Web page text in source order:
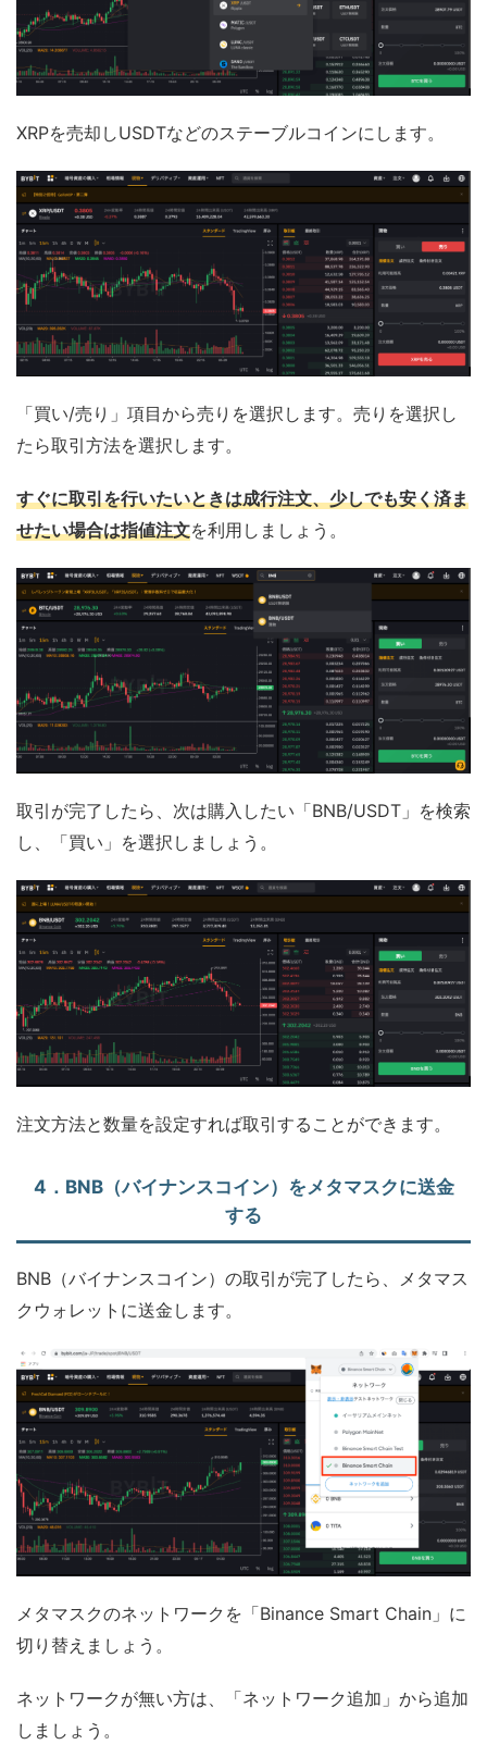
XRPを売却しUSDTなどのステーブルコインにします。
「買い/売り」項目から売りを選択します。売りを選択し
たら取引方法を選択します。
すぐに取引を行いたいときは成行注文、少しでも安く済ま
せたい場合は指値注文を利用しましょう。
取引が完了したら、次は購入したい「BNB/USDT」を検索
し、「買い」を選択しましょう。
注文方法と数量を設定すれば取引することができます。
4．BNB（バイナンスコイン）をメタマスクに送金
する
BNB（バイナンスコイン）の取引が完了したら、メタマス
クウォレットに送金します。
メタマスクのネットワークを「Binance Smart Chain」に
切り替えましょう。
ネットワークが無い方は、「ネットワーク追加」から追加
しましょう。